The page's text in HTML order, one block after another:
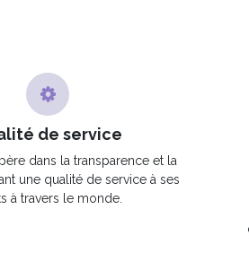
de service
dans la transparence et la
une qualité de service à ses
à travers le monde.